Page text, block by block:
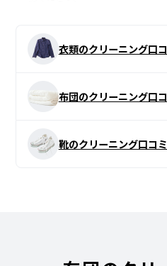
衣類のクリーニング口
布団のクリーニング口
靴のクリーニング口コミ